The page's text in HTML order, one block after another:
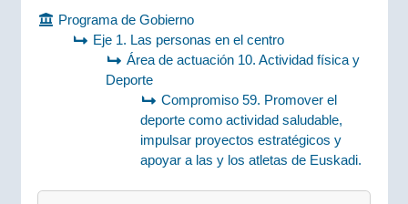
Programa de Gobierno
Eje 1. Las personas en el centro
Área de actuación 10. Actividad física y
Deporte
Compromiso 59. Promover el
deporte como actividad saludable,
impulsar proyectos estratégicos y
apoyar a las y los atletas de Euskadi.